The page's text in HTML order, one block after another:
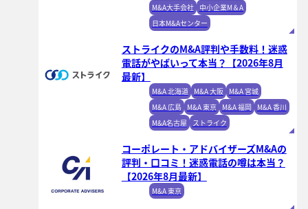
M&A大手会社
中小企業M＆A
日本M&Aセンター
ストライクのM&A評判や手数料！迷惑
電話がやばいって本当？【2026年8月
最新】
M&A 北海道 M&A 大阪
M&A 宮城
M&A 広島
M&A 東京 M&A 福岡
M&A 香川
M&A名古屋
ストライク
コーポレート・アドバイザーズM&Aの
評判・口コミ！迷惑電話の噂は本当？
【2026年8月最新】
M&A 東京